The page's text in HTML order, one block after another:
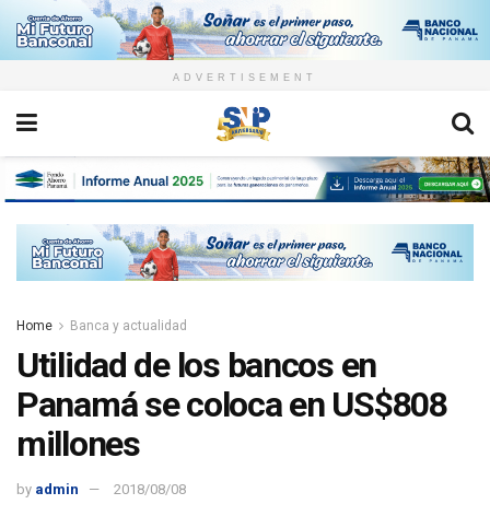
ADVERTISEMENT
Home Banca y actualidad
Utilidad de los bancos en
Panamá se coloca en US$808
millones
by admin 2018/08/08